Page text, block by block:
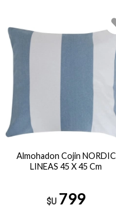
Almohadon Cojin NORDIC
LINEAS 45 X 45 Cm
$U 799